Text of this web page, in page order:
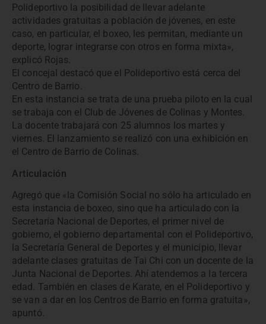
Polideportivo la posibilidad de llevar adelante
actividades gratuitas a población de jóvenes, en este
caso, en particular, el boxeo, les permitan, mediante un
deporte, lograr integrarse con otros en forma mixta»,
explicó Rojas.
El concejal destacó que el Polideportivo está cerca del
Centro de Barrio.
En esta instancia se trata de una prueba piloto en la cual
se trabaja con el Club de Jóvenes de Colinas y Montes.
La docente trabajará con 25 alumnos los martes y
viernes. El lanzamiento se realizó con una exhibición en
el Centro de Barrio de Colinas.
Articulación
Agregó que «la Comisión Social no sólo ha articulado en
esta instancia de boxeo, sino que ha articulado con la
Secretaría Nacional de Deportes, el primer nivel de
gobierno, el gobierno departamental con el Polideportivo,
la Secretaría General de Deportes y el municipio, llevar
adelante clases gratuitas de Tai Chi con un docente de la
Junta Nacional de Deportes. Ahí atendemos a la tercera
edad. También en clases de Karate, en el Polideportivo y
se van a dar en los Centros de Barrio en forma gratuita»,
apuntó.